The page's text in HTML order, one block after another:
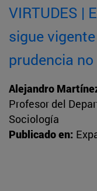
VIRTUDES |
sigue
prudencia
Alejandro
Profesor del
Sociología
Publicado en: